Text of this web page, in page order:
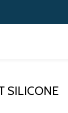
SILICONE